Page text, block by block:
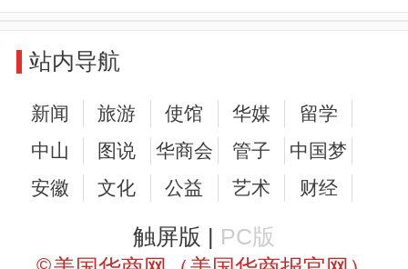
站内导航
新闻 旅游 使馆 华媒
留学
中山
图说 华商会 管子
中国梦
安徽
文化 公益 艺术 财经
触屏版 | PC版